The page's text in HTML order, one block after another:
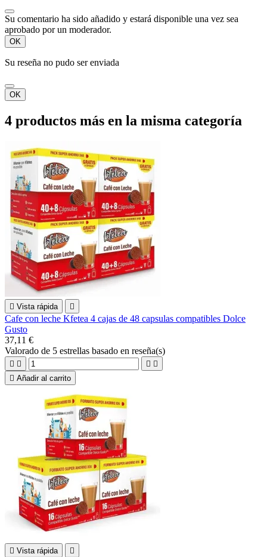
Su comentario ha sido añadido y estará disponible una vez sea
aprobado por un moderador.
OK
Su reseña no pudo ser enviada
OK
4 productos más en la misma categoría
 Vista rápida 
Cafe con leche Kfetea 4 cajas de 48 capsulas compatibles Dolce
Gusto
37,11 €
Valorado de 5 estrellas basado en reseña(s)
   
 Añadir al carrito
 Vista rápida 